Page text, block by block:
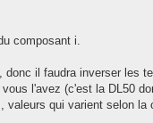
composant i.
il faudra inverser les
l'avez (c'est la DL50
valeurs qui varient selon